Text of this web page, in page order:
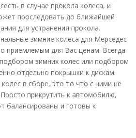
в случае прокола колеса, и
проследовать до ближайшей
для устранения прокола.
зимние колеса для Мерседес
приемлемым для Вас ценам. Всегда
зимних колес или подбором
отдельно покрышки к дискам.
в сборе, это то что с ними не
прикрутить к автомобилю,
балансированы и готовы к